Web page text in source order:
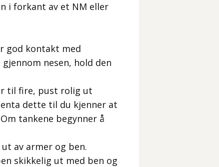
i forkant av et NM eller
god kontakt med
nesen, hold den
til fire, pust rolig ut
dette til du kjenner at
tankene begynner å
av armer og ben.
skikkelig ut med ben og